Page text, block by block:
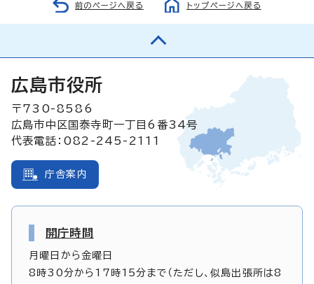
前のページへ戻る トップページへ戻る
広島市役所
〒730-8586
広島市中区国泰寺町一丁目6番34号
代表電話：082-245-2111
庁舎案内
開庁時間
月曜日から金曜日
8時30分から17時15分まで（ただし、似島出張所は8